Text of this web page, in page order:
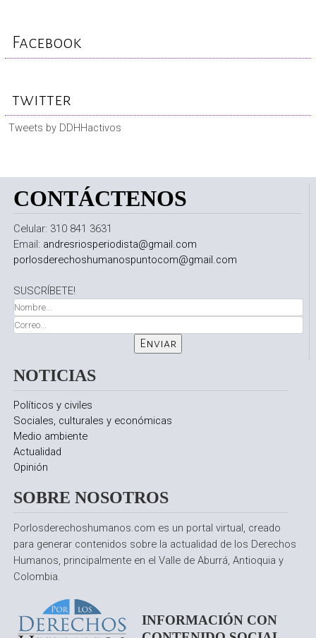
Facebook
twitter
Tweets by DDHHactivos
CONTÁCTENOS
Celular: 310 841 3631
Email: andresriosperiodista@gmail.com
porlosderechoshumanospuntocom@gmail.com
SUSCRÍBETE!
NOTICIAS
Políticos y civiles
Sociales, culturales y económicas
Medio ambiente
Actualidad
Opinión
SOBRE NOSOTROS
Porlosderechoshumanos.com es un portal virtual, creado
para generar contenidos sobre la actualidad de los Derechos
Humanos, principalmente en el Valle de Aburrá, Antioquia y
Colombia.
INFORMACIÓN CON